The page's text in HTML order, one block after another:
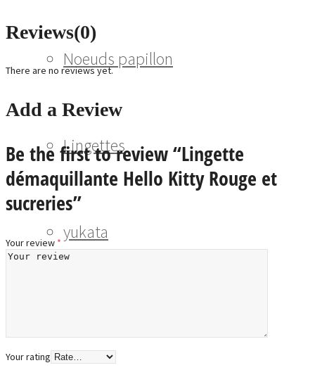
Noeuds papillon
Lingettes
yukata
Reviews(0)
There are no reviews yet.
Add a Review
Be the first to review “Lingette
démaquillante Hello Kitty Rouge et
sucreries”
Your review *
Your rating